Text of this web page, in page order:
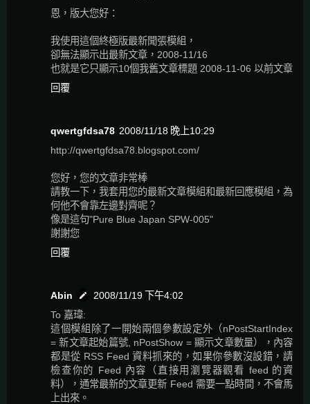
恩，版大您好：
我使用這個終極版最新聞張模組，
卻無法顯示出最新文章，2008-11/16
也就是它只顯示10個我舊文章標題 2008-11-06 以前文章
回覆
qwertgfdsa78 2008/11/18 晚上10:29
http://qwertgfdsa78.blogspot.com/
您好，您的文章非常棒
請教一下，我套用您的最新文章模組和最新回應模組，為
何他不會靠左邊對齊呢？
像是這句"Pure Blue Japan SPW-005"
謝謝您
回覆
Abin
2008/11/19 下午4:02
To 嘉瑋:
這個模組除了一開始兩個參數設定外（nPostStartIndex
= 新文章起始篇號, nPostShow = 顯示文章數量），內容
都是從 RSS Feed 資料抓來的，如果你參數沒設錯，請
檢查你的 Feed 內容（直接用瀏覽器觀看 feed 的資
料），通常最新的文章更新 Feed 需要一點時間，不會馬
上出來。